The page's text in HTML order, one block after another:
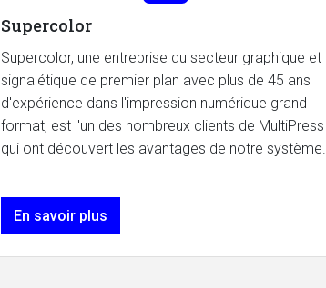
Supercolor
Supercolor, une entreprise du secteur graphique et
signalétique de premier plan avec plus de 45 ans
d'expérience dans l'impression numérique grand
format, est l'un des nombreux clients de MultiPress
qui ont découvert les avantages de notre système.
En savoir plus